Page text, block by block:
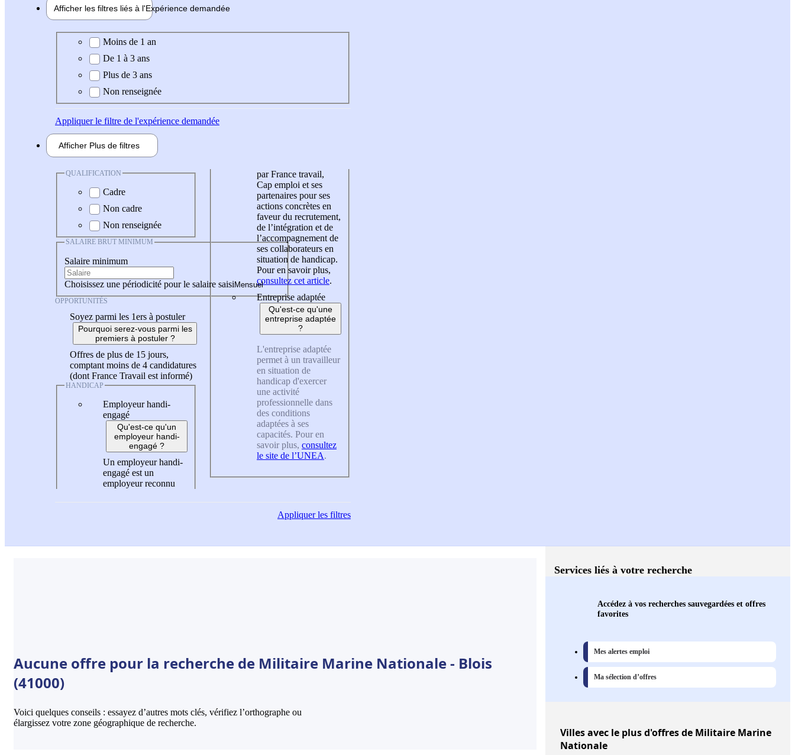
Afficher les filtres liés à l'Expérience demandée
Expérience demandée
Moins de 1 an
De 1 à 3 ans
Plus de 3 ans
Non renseignée
Appliquerle filtre de l'expérience demandée
Afficher Plus de filtres
QUALIFICATION
Cadre
Non cadre
Non renseignée
SALAIRE BRUT MINIMUM
Salaire minimum
Choisissez une périodicité pour le salaire saisi
OPPORTUNITÉS
Soyez parmi les 1ers à postuler
Pourquoi serez-vous parmi les
premiers à postuler ?
Offres de plus de 15 jours,
comptant moins de 4 candidatures
(dont France Travail est informé)
HANDICAP
Employeur handi-
engagé
Qu'est-ce qu'un
employeur handi-
engagé ?
Un employeur handi-
engagé est un
employeur reconnu
par France travail,
Cap emploi et ses
partenaires pour ses
actions concrètes en
faveur du recrutement,
de l’intégration et de
l’accompagnement de
ses collaborateurs en
situation de handicap.
Pour en savoir plus,
consultez cet article.
Entreprise adaptée
Qu'est-ce qu'une
entreprise adaptée
?
L'entreprise adaptée
permet à un travailleur
en situation de
handicap d'exercer
une activité
professionnelle dans
des conditions
adaptées à ses
capacités. Pour en
savoir plus, consultez
le site de l’UNEA.
Appliquerles filtres
Aucune offre pour la recherche de Militaire Marine Nationale - Blois
(41000)
Voici quelques conseils : essayez d’autres mots clés, vérifiez l’orthographe ou
élargissez votre zone géographique de recherche.
Services liés à votre recherche
Accédez à vos recherches sauvegardées et offres
favorites
Mes alertes emploi
Ma sélection d’offres
Villesavec le plus d'offres de Militaire Marine
Nationale